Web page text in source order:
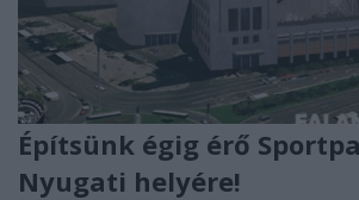
Építsünk égig érő
Nyugati helyére!